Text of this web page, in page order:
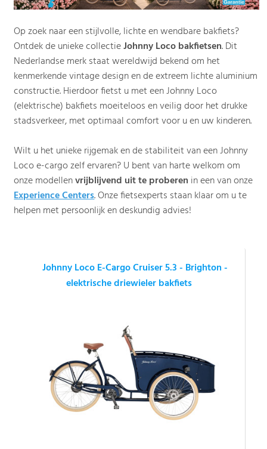
Op zoek naar een stijlvolle, lichte en wendbare bakfiets?
Ontdek de unieke collectieJohnny Loco bakfietsen. Dit
Nederlandse merk staat wereldwijd bekend om het
kenmerkende vintage design en de extreem lichte aluminium
constructie. Hierdoor fietst u met een Johnny Loco
(elektrische) bakfiets moeiteloos en veilig door het drukke
stadsverkeer, met optimaal comfort voor u en uw kinderen.
Wilt u het unieke rijgemak en de stabiliteit van een Johnny
Loco e-cargo zelf ervaren? U bent van harte welkom om
onze modellenvrijblijvend uit te proberen in een van onze
Experience Centers. Onze fietsexperts staan klaar om u te
helpen met persoonlijk en deskundig advies!
Johnny Loco E-Cargo Cruiser 5.3 - Brighton -
elektrische driewieler bakfiets